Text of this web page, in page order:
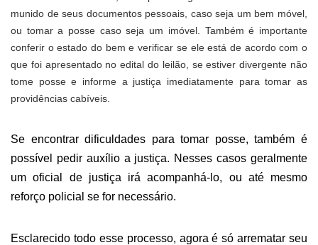
munido de seus documentos pessoais, caso seja um bem móvel,
ou tomar a posse caso seja um imóvel. Também é importante
conferir o estado do bem e verificar se ele está de acordo com o
que foi apresentado no edital do leilão, se estiver divergente não
tome posse e informe a justiça imediatamente para tomar as
providências cabíveis.
Se encontrar dificuldades para tomar posse, também é
possível pedir auxílio a justiça. Nesses casos geralmente
um oficial de justiça irá acompanhá-lo, ou até mesmo
reforço policial se for necessário.
Esclarecido todo esse processo, agora é só arrematar seu